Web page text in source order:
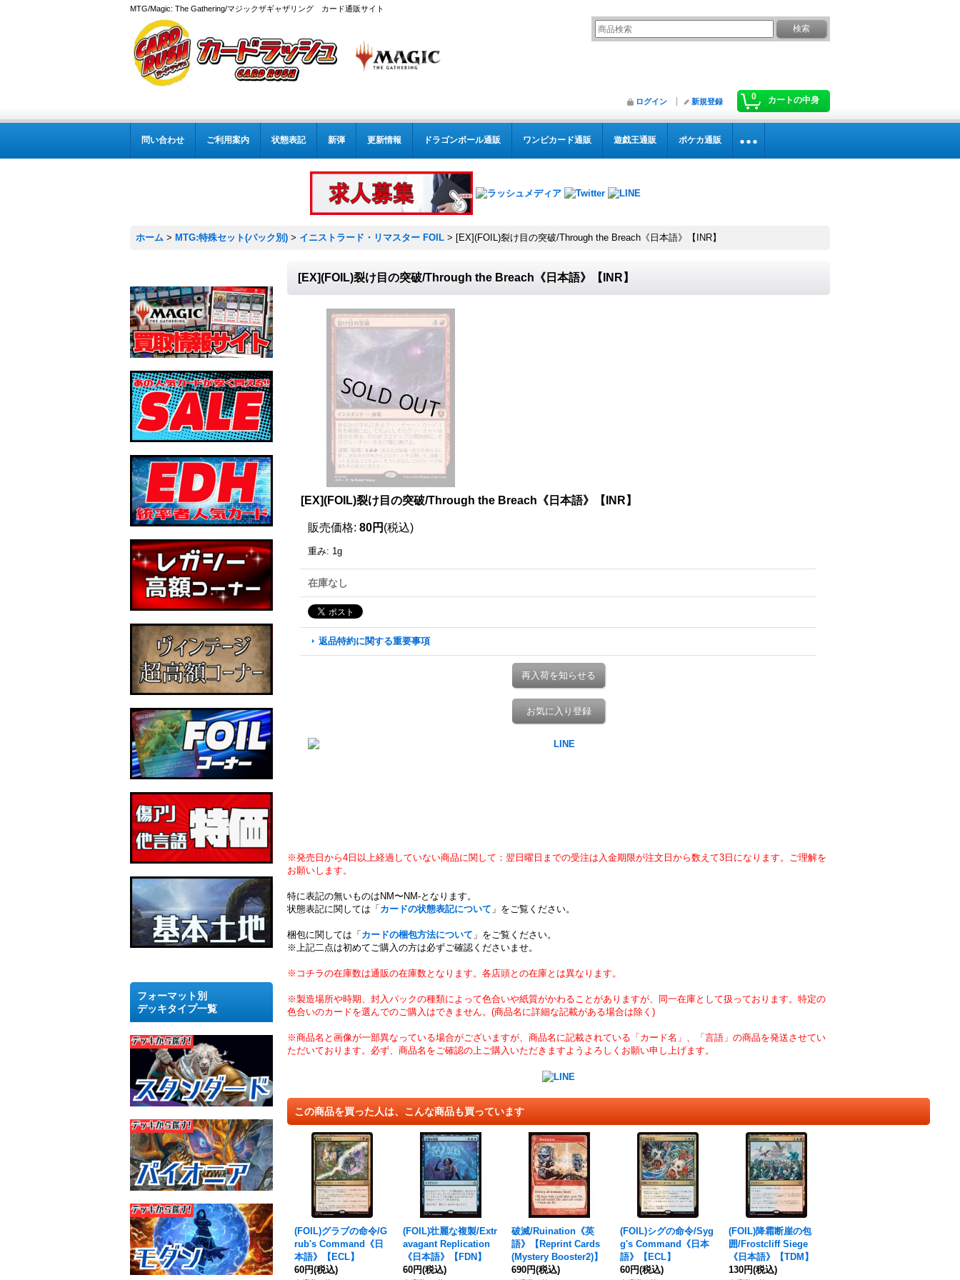
MTG/Magic: The Gathering/マジックザギャザリング カード通販サイト
0 カートの中身
ログイン 新規登録
問い合わせ ご利用案内 状態表記 新弾 更新情報 ドラゴンボール通販 ワンピカード通販 遊戯王通販 ポケカ通販
ホーム > MTG:特殊セット(パック別) > イニストラード・リマスター FOIL > [EX](FOIL)裂け目の突破/Through the Breach《日本語》【INR】
フォーマット別
デッキタイプ一覧
[EX](FOIL)裂け目の突破/Through the Breach《日本語》【INR】
[EX](FOIL)裂け目の突破/Through the Breach《日本語》【INR】
販売価格: 80円 (税込)
重み: 1g
在庫なし
返品特約に関する重要事項
再入荷を知らせる
お気に入り登録
※発売日から4日以上経過していない商品に関して：翌日曜日までの受注は入金期限が注文日から数えて3日になります。ご理解を
お願いします。
特に表記の無いものはNM〜NM-となります。
状態表記に関しては「 カードの状態表記について 」をご覧ください。
梱包に関しては「 カードの梱包方法について 」をご覧ください。
※上記二点は初めてご購入の方は必ずご確認くださいませ。
※コチラの在庫数は通販の在庫数となります。各店頭との在庫とは異なります。
※製造場所や時期、封入パックの種類によって色合いや紙質がかわることがありますが、同一在庫として扱っております。特定の
色合いのカードを選んでのご購入はできません。(商品名に詳細な記載がある場合は除く)
※商品名と画像が一部異なっている場合がございますが、商品名に記載されている「カード名」、「言語」の商品を発送させてい
ただいております。必ず、商品名をご確認の上ご購入いただきますようよろしくお願い申し上げます。
この商品を買った人は、こんな商品も買っています
(FOIL)グラブの命令/G
rub's Command《日
本語》【ECL】
60円(税込)
(FOIL)壮麗な複製/Extr
avagant Replication
《日本語》【FDN】
60円(税込)
破滅/Ruination《英
語》【Reprint Cards
(Mystery Booster2)】
690円(税込)
(FOIL)シグの命令/Syg
g's Command《日本
語》【ECL】
60円(税込)
(FOIL)降霜断崖の包
囲/Frostcliff Siege
《日本語》【TDM】
130円(税込)